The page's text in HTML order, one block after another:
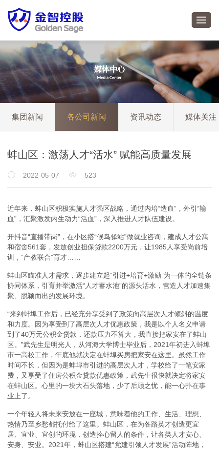
集团新闻 各公司新闻 资讯动态 媒体关注
蚌山区：激荡人才“活水” 赋能高质量发展
 2022-05-07  523
近年来，蚌山区积极实施人才强区战略，通过内培“造血”，外引“输
血”，汇聚激发内生动力“活血”，深入推进人才队伍建设。
开抖音“直播带岗”，在小区搭“候鸟驿站”做就业咨询，建成人才公寓
和宿舍561套，发放创业担保贷款2200万元，让1985人享受岗前培
训，“产教联合”育才……
蚌山区瞄准人才需求，逐步建立起“引进+培育+激励”为一体的全链条
协同体系，引育并举激活“人才蓄水池”的源头活水，营造人才加速集
聚、脱颖而出的发展环境。
“来到蚌埠工作后，已经充分享受到了政策向高层次人才倾斜的温度
和力度。因为享受到了高层次人才优惠政策，我是以个人名义申请
到了40万元公积金贷款，还款压力不算大，我直接把家安在了蚌山
区。”武先生是明光人，从河海大学博士毕业后，2021年初进入蚌埠
市一高校工作，年底他就决定在蚌埠买房把家安在这里。虽然工作
时间不长，但因为是蚌埠市引进的高层次人才，学校给了一笔安家
费，又享受了住房公积金贷款优惠政策，武先生很快就决定将家安
在蚌山区。心里的一块大石头落地，少了后顾之忧，能一心扑在事
业上了。
一个年轻人将未来安放在一座城，意味着他的工作、生活、理想、
热情乃至乡愁都托付给了这里。蚌山区，在为各路英才创造更宜
居、宜业、宜创的环境，创造拴心留人的条件，让各类人才安心、
安身、安业。2021年，蚌山区搭建“党建引领人才发展”活动阵地，